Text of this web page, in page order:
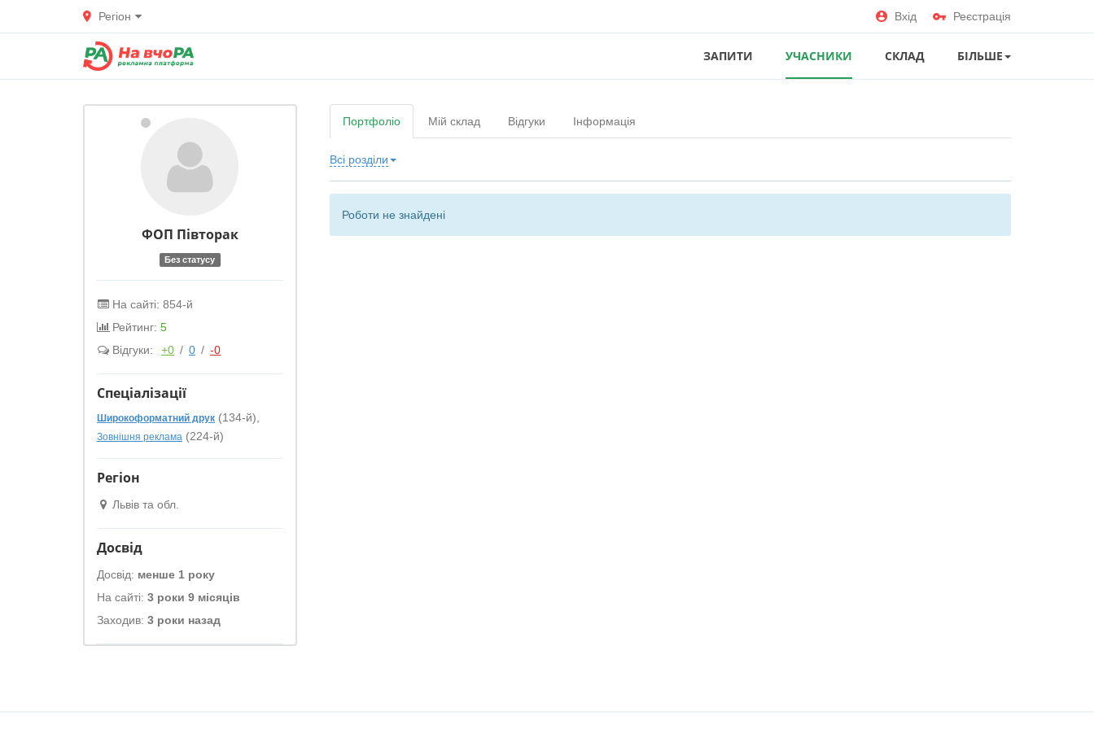
Регіон Вхід Реєстрація
ЗАПИТИ УЧАСНИКИ СКЛАД БІЛЬШЕ
ФОП Півторак
Без статусу
На сайті: 854-й
Рейтинг: 5
Відгуки:
+0 / 0 / -0
Спеціалізації
Широкофoрматний друк (134-й),
Зовнішня реклама (224-й)
Регіон
Львів та обл.
Досвід
Досвід: менше 1 року
На сайті: 3 роки 9 місяців
Заходив: 3 роки назад
Портфоліо Мій склад Відгуки Інформація
Всі розділи
Роботи не знайдені